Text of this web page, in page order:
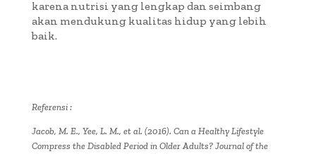
karena nutrisi yang lengkap dan seimbang
akan mendukung kualitas hidup yang lebih
baik.
Referensi :
Jacob, M. E., Yee, L. M., et al. (2016). Can a Healthy Lifestyle
Compress the Disabled Period in Older Adults? Journal of the